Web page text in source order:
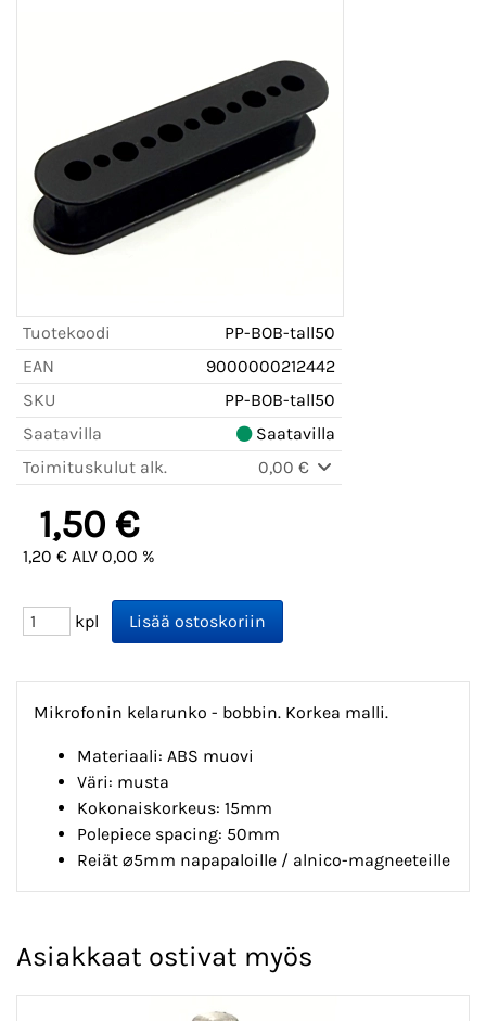
Tuotekoodi
PP-BOB-tall50
EAN
9000000212442
SKU
PP-BOB-tall50
Saatavilla
Saatavilla
Toimituskulut alk.
0,00 €
1,50 €
1,20 € ALV 0,00 %
kpl
Mikrofonin kelarunko - bobbin. Korkea malli.
Materiaali: ABS muovi
Väri: musta
Kokonaiskorkeus: 15mm
Polepiece spacing: 50mm
Reiät ⌀5mm napapaloille / alnico-magneeteille
Asiakkaat ostivat myös